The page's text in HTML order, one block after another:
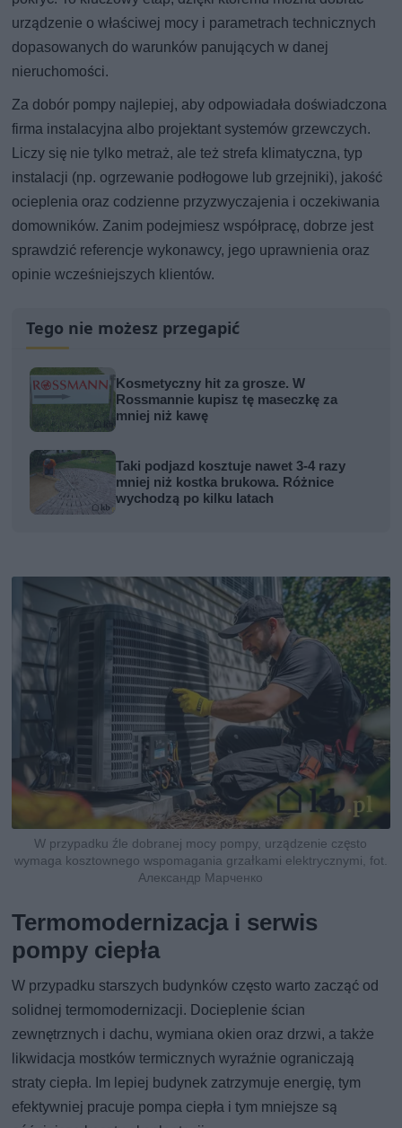
urządzenie o właściwej mocy i parametrach technicznych
dopasowanych do warunków panujących w danej
nieruchomości.
Za dobór pompy najlepiej, aby odpowiadała doświadczona
firma instalacyjna albo projektant systemów grzewczych.
Liczy się nie tylko metraż, ale też strefa klimatyczna, typ
instalacji (np. ogrzewanie podłogowe lub grzejniki), jakość
ocieplenia oraz codzienne przyzwyczajenia i oczekiwania
domowników. Zanim podejmiesz współpracę, dobrze jest
sprawdzić referencje wykonawcy, jego uprawnienia oraz
opinie wcześniejszych klientów.
Tego nie możesz przegapić
Kosmetyczny hit za grosze. W
Rossmannie kupisz tę maseczkę za
mniej niż kawę
Taki podjazd kosztuje nawet 3-4 razy
mniej niż kostka brukowa. Różnice
wychodzą po kilku latach
W przypadku źle dobranej mocy pompy, urządzenie często
wymaga kosztownego wspomagania grzałkami elektrycznymi, fot.
Александр Марченко
Termomodernizacja i serwis
pompy ciepła
W przypadku starszych budynków często warto zacząć od
solidnej termomodernizacji. Docieplenie ścian
zewnętrznych i dachu, wymiana okien oraz drzwi, a także
likwidacja mostków termicznych wyraźnie ograniczają
straty ciepła. Im lepiej budynek zatrzymuje energię, tym
efektywniej pracuje pompa ciepła i tym mniejsze są